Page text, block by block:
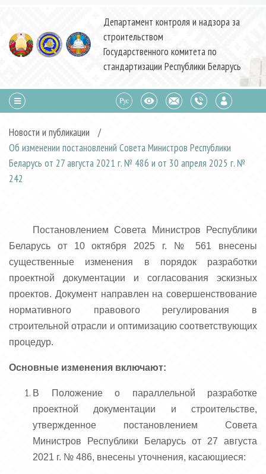
Департамент контроля и надзора за
строительством
Государственного комитета по
стандартизации Республики Беларусь
Новости и публикации
/
Об изменении постановлений Совета Министров Республики
Беларусь от 27 августа 2021 г. № 486 и от 30 апреля 2025 г. №
242
Постановлением Совета Министров Республики
Беларусь от 10 октября 2025 г. № 561 внесены
существенные изменения в порядок разработки
проектной документации и согласования эскизных
проектов. Документ направлен на совершенствование
нормативного правового регулирования в
строительной отрасли и оптимизацию соответствующих
процедур.
Основные изменения включают:
В Положение о параллельной разработке
проектной документации и строительстве,
утвержденное постановлением Совета
Министров Республики Беларусь от 27 августа
2021 г. № 486, внесены уточнения, касающиеся: